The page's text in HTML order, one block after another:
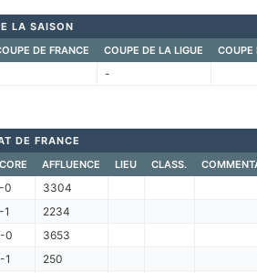
LA SAISON
DE FRANCE COUPE DE LA LIGUE COUPE
-
DE FRANCE
AFFLUENCE LIEU CLASS.
0
3304
1
2234
0
3653
1
250